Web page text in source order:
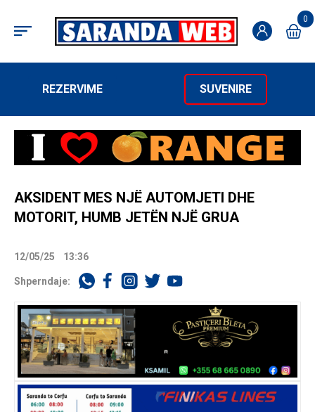
0
REZERVIME SUVENIRE
AKSIDENT MES NJË AUTOMJETI DHE
MOTORIT, HUMB JETËN NJË GRUA
12/05/25 13:36
Shperndaje: